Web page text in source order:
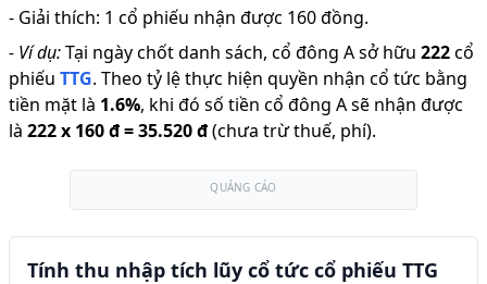
- Giải thích: 1 cổ phiếu nhận được 160 đồng.
- Ví dụ:Tại ngày chốt danh sách, cổ đông A sở hữu 222cổ
phiếu TTG. Theo tỷ lệ thực hiện quyền nhận cổ tức bằng
tiền mặt là 1.6%, khi đó số tiền cổ đông A sẽ nhận được
là 222x 160 đ=35.520 đ(chưa trừ thuế, phí).
QUẢNG CÁO
Tính thu nhập tích lũy cổ tức cổ phiếu TTG